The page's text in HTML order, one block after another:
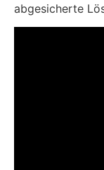
abgesicherte